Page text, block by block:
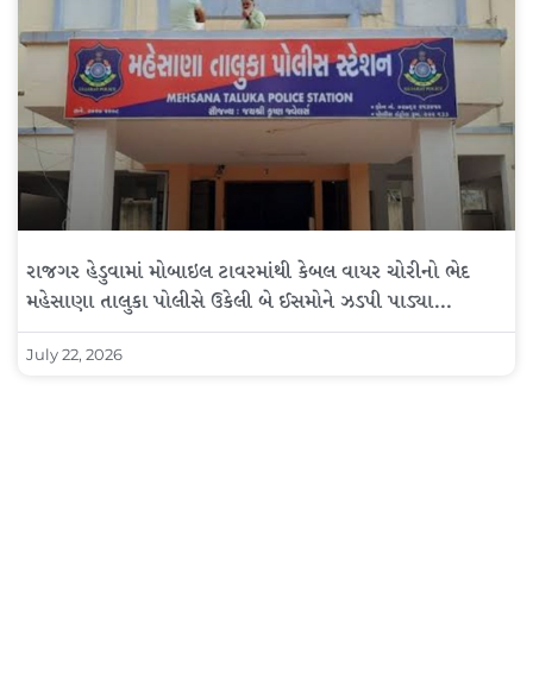
રાજગર હેડુવામાં મોબાઇલ ટાવરમાંથી કેબલ વાયર ચોરીનો ભેદ
મહેસાણા તાલુકા પોલીસે ઉકેલી બે ઈસમોને ઝડપી પાડ્યા…
July 22, 2026